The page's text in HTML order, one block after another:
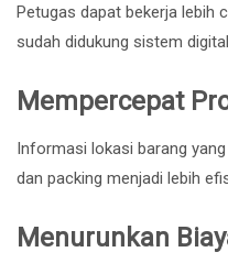
Petugas dapat bekerja lebih
sudah didukung sistem
Mempercepat
Informasi lokasi barang
dan packing menjadi lebih
Menurunkan